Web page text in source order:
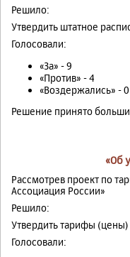
Решило:
Утвердить штатное
Голосовали:
«За» - 9
«Против» - 4
«Воздержались» - 0
Решение принято
«Об
Рассмотрев проект по
Ассоциация России»
Решило:
Утвердить тарифы
Голосовали: